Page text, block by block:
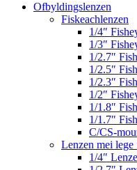
Ofbyldingslenzen
Fiskeachlenzen
1/4″
1/3″
1/2.7″
1/2.5″
1/2.3″
1/2″
1/1.8″
1/1.7″
C/CS-
Lenzen mei
1/4″